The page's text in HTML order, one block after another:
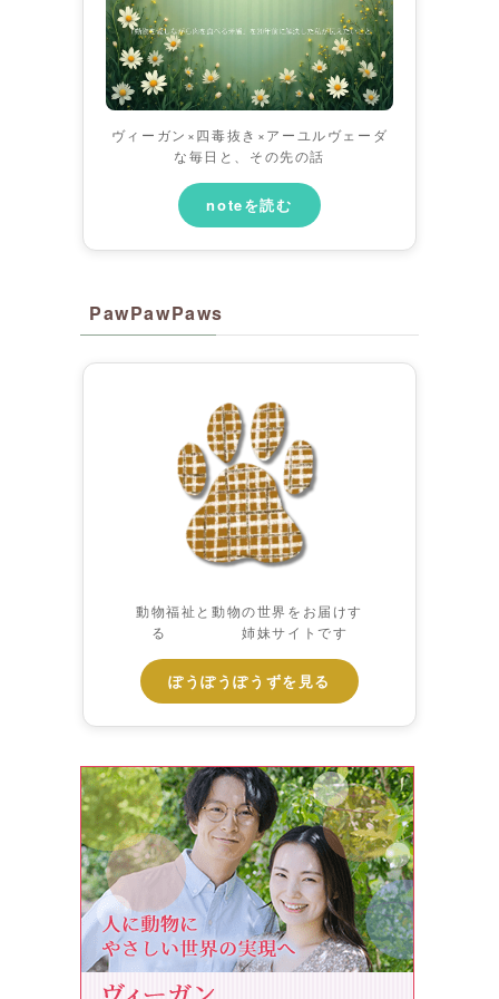
ヴィーガン×四毒抜き×アーユルヴェーダ
な毎日と、その先の話
noteを読む
PawPawPaws
動物福祉と動物の世界をお届けす
る 姉妹サイトです
ぽうぽうぽうずを見る